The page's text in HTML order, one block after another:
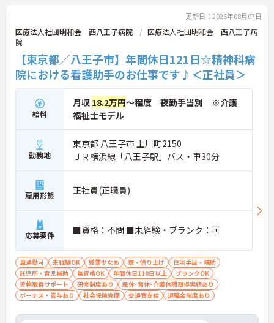
更新日：2026年08月07日
医療法人社団明和会 西八王子病院
医療法人社団明和会 西八王子病
院
【東京都／八王子市】年間休日121日☆精神科病
院における看護助手のお仕事です♪＜正社員＞
給料
月収 18.2万円～程度 夜勤手当別 ※介護
福祉士モデル
勤務地
東京都 八王子市 上川町2150
ＪＲ横浜線「八王子駅」バス・車30分
雇用形態 正社員(正職員)
応募要件 ■資格：不問 ■未経験・ブランク：可
車通勤可 未経験OK 残業少なめ 寮・借り上げ
住宅手当・補助
託児所・育児補助
無資格OK 年間休日110日以上
ブランクOK
資格取得サポート
研修制度あり
産休･育休･介護休暇取得実績あり
ボーナス・賞与あり
社会保険完備 交通費支給 退職金制度あり